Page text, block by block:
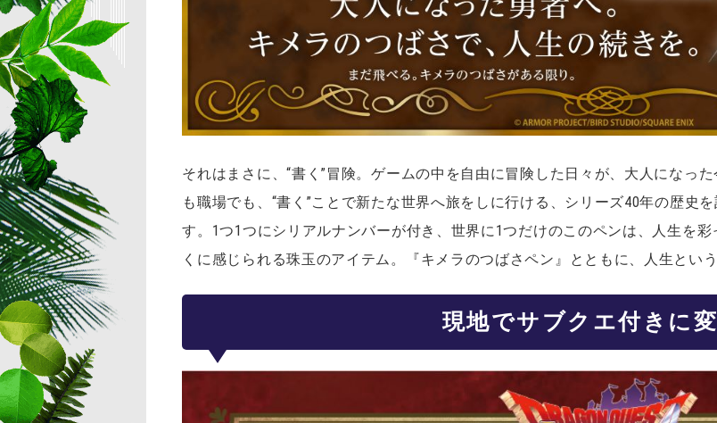
それはまさに、“書く”冒険。ゲームの中を自由に冒険した日々が、大人になっ
も職場でも、“書く”ことで新たな世界へ旅をしに行ける、シリーズ40年の歴史
す。1つ1つにシリアルナンバーが付き、世界に1つだけのこのペンは、人生を
くに感じられる珠玉のアイテム。『キメラのつばさペン』とともに、人生とい
現地でサブクエ付きに